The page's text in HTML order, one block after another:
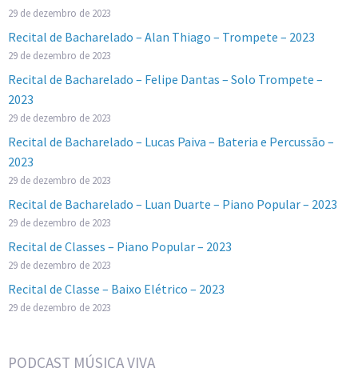
29 de dezembro de 2023
Recital de Bacharelado – Alan Thiago – Trompete – 2023
29 de dezembro de 2023
Recital de Bacharelado – Felipe Dantas – Solo Trompete –
2023
29 de dezembro de 2023
Recital de Bacharelado – Lucas Paiva – Bateria e Percussão –
2023
29 de dezembro de 2023
Recital de Bacharelado – Luan Duarte – Piano Popular – 2023
29 de dezembro de 2023
Recital de Classes – Piano Popular – 2023
29 de dezembro de 2023
Recital de Classe – Baixo Elétrico – 2023
29 de dezembro de 2023
PODCAST MÚSICA VIVA